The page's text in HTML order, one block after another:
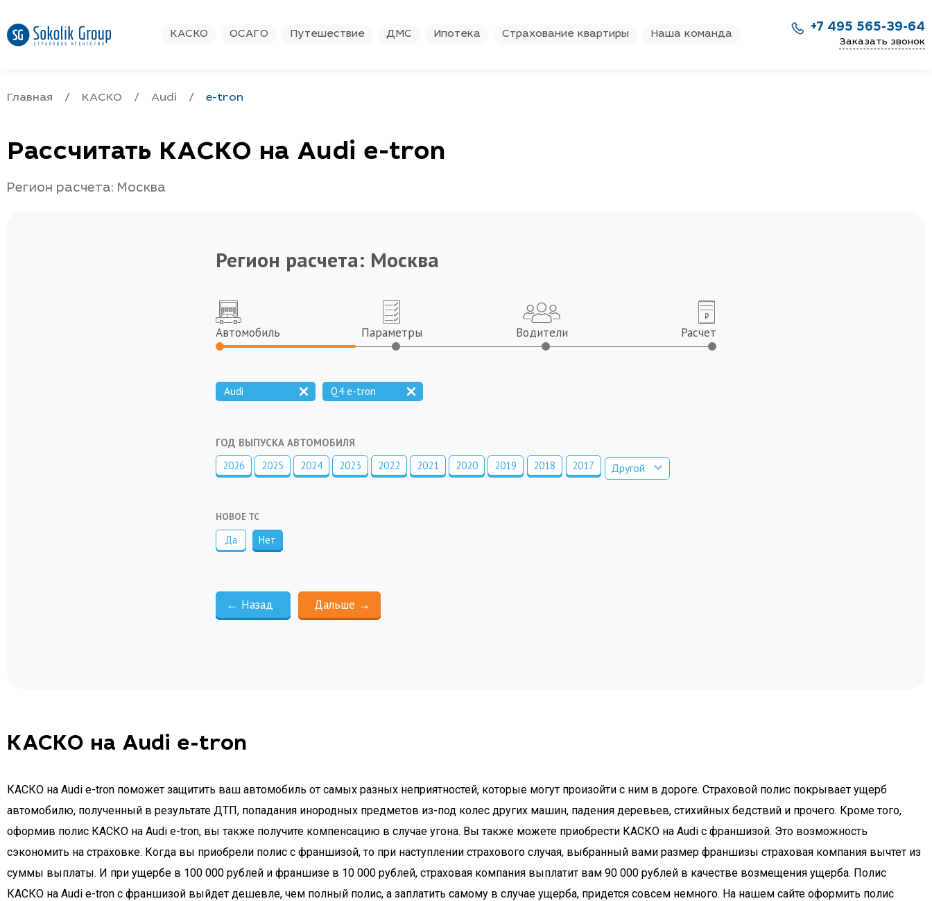
КАСКО ОСАГО Путешествие ДМС Ипотека Страхование квартиры Наша команда
+7 495 565-39-64
Заказать звонок
Главная КАСКО Audi e-tron
Рассчитать КАСКО на Audi e-tron
Регион расчета: Москва
Регион расчета: Москва
Автомобиль Параметры Водители Расчет
Audi Q4 e-tron
ГОД ВЫПУСКА АВТОМОБИЛЯ
2026
2025 2024 2023 2022 2021 2020 2019 2018 2017 Другой
НОВОЕ ТС
Да Нет
КАСКО на Audi e-tron
КАСКО на Audi e-tron поможет защитить ваш автомобиль от самых разных неприятностей, которые могут произойти с ним в дороге. Страховой полис покрывает ущерб
автомобилю, полученный в результате ДТП, попадания инородных предметов из-под колес других машин, падения деревьев, стихийных бедствий и прочего. Кроме того,
оформив полис КАСКО на Audi e-tron, вы также получите компенсацию в случае угона. Вы также можете приобрести КАСКО на Audi с франшизой. Это возможность
сэкономить на страховке. Когда вы приобрели полис с франшизой, то при наступлении страхового случая, выбранный вами размер франшизы страховая компания вычтет из
суммы выплаты. И при ущербе в 100 000 рублей и франшизе в 10 000 рублей, страховая компания выплатит вам 90 000 рублей в качестве возмещения ущерба. Полис
КАСКО на Audi e-tron с франшизой выйдет дешевле, чем полный полис, а заплатить самому в случае ущерба, придется совсем немного. На нашем сайте оформить полис